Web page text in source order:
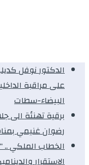
على مراقبة
البيضاء-سطات
برقية تهنئة الى
رضوان غنيمي
الخطاب الملكي ..
الاستقرار